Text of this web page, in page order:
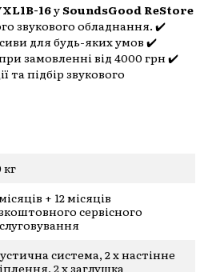
16уSoundsGood ReStore
звукового обладнання. ✔️
для будь-яких умов ✔️
замовленні від 4000 грн ✔️
та підбір звукового
кг
+ 12 місяців
сервісного
система, 2 х настінне
2 х заглушка